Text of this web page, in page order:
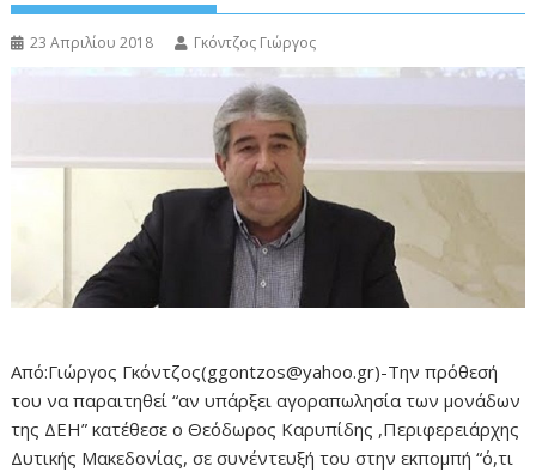
23 Απριλίου 2018 Γκόντζος Γιώργος
Από:Γιώργος Γκόντζος(ggontzos@yahoo.gr)-Την πρόθεσή
του να παραιτηθεί “αν υπάρξει αγοραπωλησία των μονάδων
της ΔΕΗ” κατέθεσε ο Θεόδωρος Καρυπίδης ,Περιφερειάρχης
Δυτικής Μακεδονίας, σε συνέντευξή του στην εκπομπή “ό,τι